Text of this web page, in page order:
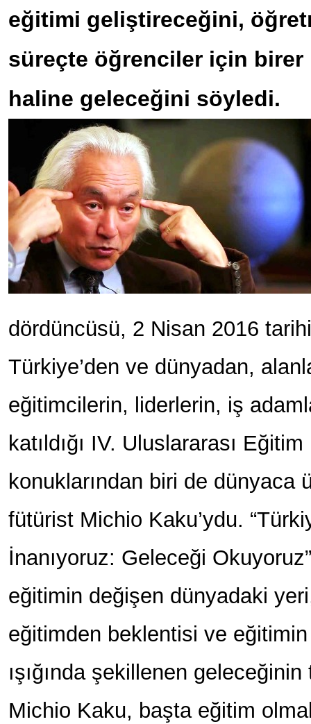
eğitimi geliştireceğini,
süreçte öğrenciler için birer
haline geleceğini söyledi.
dördüncüsü, 2 Nisan 2016
Türkiye’den ve dünyadan,
eğitimcilerin, liderlerin, iş
katıldığı IV. Uluslararası
konuklarından biri de dünyaca
fütürist Michio Kaku’ydu.
İnanıyoruz: Geleceği
eğitimin değişen dünyadaki
eğitimden beklentisi ve
ışığında şekillenen geleceğinin
Michio Kaku, başta eğitim